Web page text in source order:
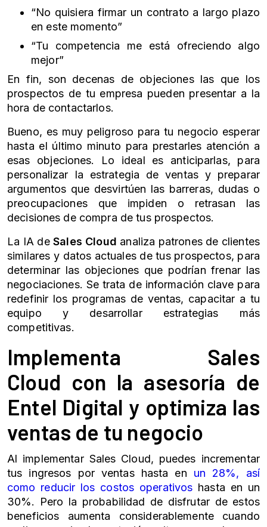
“No quisiera firmar un contrato a largo plazo
en este momento”
“Tu competencia me está ofreciendo algo
mejor”
En fin, son decenas de objeciones las que los
prospectos de tu empresa pueden presentar a la
hora de contactarlos.
Bueno, es muy peligroso para tu negocio esperar
hasta el último minuto para prestarles atención a
esas objeciones. Lo ideal es anticiparlas, para
personalizar la estrategia de ventas y preparar
argumentos que desvirtúen las barreras, dudas o
preocupaciones que impiden o retrasan las
decisiones de compra de tus prospectos.
La IA de Sales Cloud analiza patrones de clientes
similares y datos actuales de tus prospectos, para
determinar las objeciones que podrían frenar las
negociaciones. Se trata de información clave para
redefinir los programas de ventas, capacitar a tu
equipo y desarrollar estrategias más
competitivas.
Implementa
Sales
Cloud con la asesoría de
Entel Digital y optimiza las
ventas de tu negocio
Al implementar Sales Cloud, puedes incrementar
tus ingresos por ventas hasta en
un 28%, así
como reducir los costos operativos hasta en un
30%. Pero la probabilidad de disfrutar de estos
beneficios aumenta considerablemente cuando